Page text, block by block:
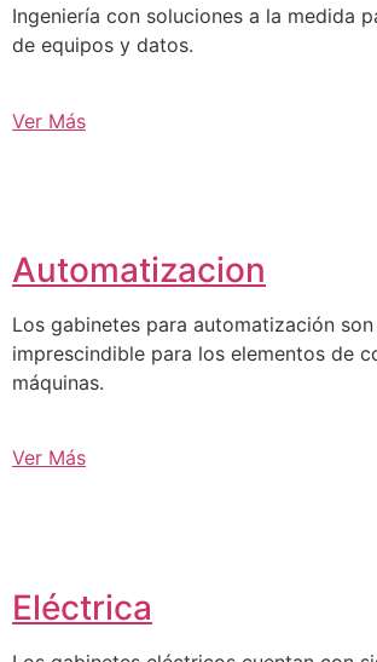
Ingeniería con soluciones a la medida
de equipos y datos.
Ver Más
Automatizacion
Los gabinetes para automatización
imprescindible para los elementos de
máquinas.
Ver Más
Eléctrica